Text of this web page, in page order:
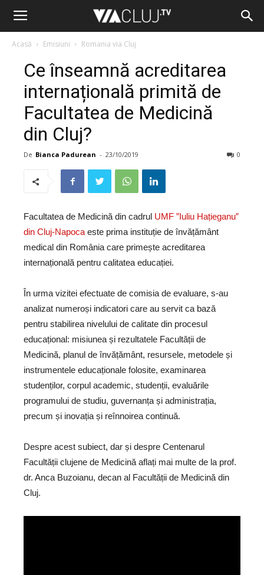
Acasă Emisiuni Romania via Cluj
Ce înseamnă acreditarea
internațională primită de
Facultatea de Medicină
din Cluj?
De Bianca Padurean - 23/10/2019 0
Facultatea de Medicină din cadrul UMF ”Iuliu Hațieganu”
din Cluj-Napoca este prima instituție de învățământ
medical din România care primește acreditarea
internațională pentru calitatea educației.
În urma vizitei efectuate de comisia de evaluare, s-au
analizat numeroși indicatori care au servit ca bază
pentru stabilirea nivelului de calitate din procesul
educațional: misiunea și rezultatele Facultății de
Medicină, planul de învățământ, resursele, metodele și
instrumentele educaționale folosite, examinarea
studenților, corpul academic, studenții, evaluările
programului de studiu, guvernanța și administrația,
precum și inovația și reînnoirea continuă.
Despre acest subiect, dar și despre Centenarul
Facultății clujene de Medicină aflați mai multe de la prof.
dr. Anca Buzoianu, decan al Facultății de Medicină din
Cluj.